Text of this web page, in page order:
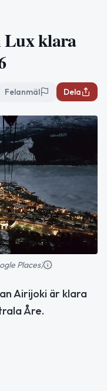
klara
Felanmäl Dela
Places)
Airijoki är klara
Åre.